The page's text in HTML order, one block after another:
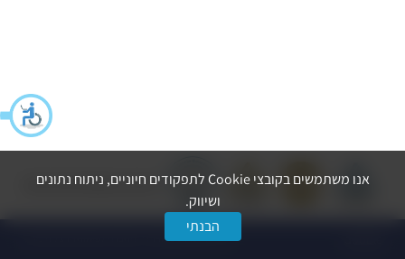
הצהרת נגישותמדיניות פרטיות
© כל הזכויות שמורות ל-החברה לפיתוח הרצליה בע״מ
אנו משתמשים בקובצי Cookie לתפקודים חיוניים, ניתוח נתונים
ושיווק.
הבנתי